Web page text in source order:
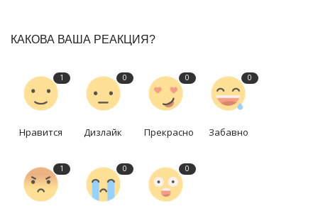
КАКОВА ВАША РЕАКЦИЯ?
1
Нравится
0
Дизлайк
0
Прекрасно
0
Забавно
1 0 0